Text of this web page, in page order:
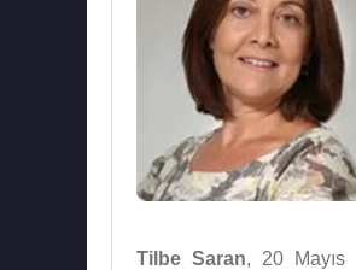
Tilbe Saran, 20 Mayıs